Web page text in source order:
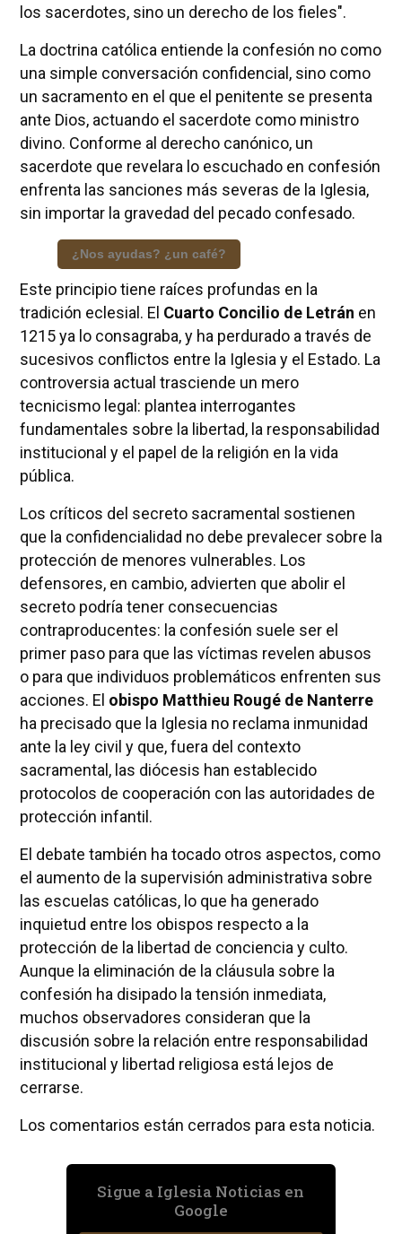
los sacerdotes, sino un derecho de los fieles".
La doctrina católica entiende la confesión no como
una simple conversación confidencial, sino como
un sacramento en el que el penitente se presenta
ante Dios, actuando el sacerdote como ministro
divino. Conforme al derecho canónico, un
sacerdote que revelara lo escuchado en confesión
enfrenta las sanciones más severas de la Iglesia,
sin importar la gravedad del pecado confesado.
¿Nos ayudas? ¿un café?
Este principio tiene raíces profundas en la
tradición eclesial. El Cuarto Concilio de Letrán en
1215 ya lo consagraba, y ha perdurado a través de
sucesivos conflictos entre la Iglesia y el Estado. La
controversia actual trasciende un mero
tecnicismo legal: plantea interrogantes
fundamentales sobre la libertad, la responsabilidad
institucional y el papel de la religión en la vida
pública.
Los críticos del secreto sacramental sostienen
que la confidencialidad no debe prevalecer sobre la
protección de menores vulnerables. Los
defensores, en cambio, advierten que abolir el
secreto podría tener consecuencias
contraproducentes: la confesión suele ser el
primer paso para que las víctimas revelen abusos
o para que individuos problemáticos enfrenten sus
acciones. El obispo Matthieu Rougé de Nanterre
ha precisado que la Iglesia no reclama inmunidad
ante la ley civil y que, fuera del contexto
sacramental, las diócesis han establecido
protocolos de cooperación con las autoridades de
protección infantil.
El debate también ha tocado otros aspectos, como
el aumento de la supervisión administrativa sobre
las escuelas católicas, lo que ha generado
inquietud entre los obispos respecto a la
protección de la libertad de conciencia y culto.
Aunque la eliminación de la cláusula sobre la
confesión ha disipado la tensión inmediata,
muchos observadores consideran que la
discusión sobre la relación entre responsabilidad
institucional y libertad religiosa está lejos de
cerrarse.
Los comentarios están cerrados para esta noticia.
Sigue a Iglesia Noticias en
Google